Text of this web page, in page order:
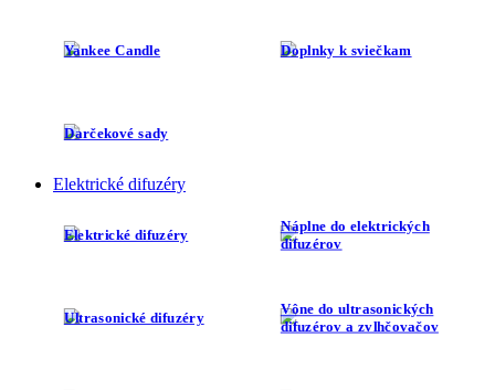
Yankee Candle Doplnky k sviečkam
Darčekové sady
Elektrické difuzéry
Elektrické difuzéry
Náplne do elektrických
difuzérov
Ultrasonické difuzéry
Vône do ultrasonických
difuzérov a zvlhčovačov